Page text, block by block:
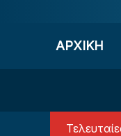
ΑΡΧΙΚΗ
Μοιράζει...